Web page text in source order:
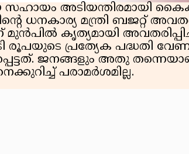
സഹായം അടിയന്തിരമായി
ധനകാര്യ മന്ത്രി ബജറ്റ്
മുൻപിൽ കൃത്യമായി
രൂപയുടെ പ്രത്യേക പദ്ധതി
ജനങ്ങളും അതു
പരാമർശമില്ല.